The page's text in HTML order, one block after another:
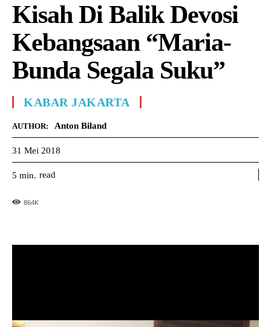
Kisah Di Balik Devosi
Kebangsaan “Maria-
Bunda Segala Suku”
KABAR JAKARTA
AUTHOR: Anton Biland
31 Mei 2018
5 min. read
864K